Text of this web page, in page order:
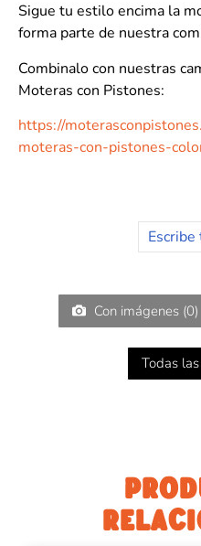
Sigue tu estilo encima la
forma parte de nuestra
Combinalo con nuestras
Moteras con Pistones:
https://
moteras-con-pistones-
Con imágenes (0)
Todas